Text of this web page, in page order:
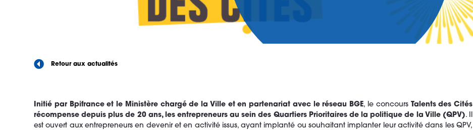
Retour aux actualités
Initié par Bpifrance et le Ministère chargé de la Ville et en partenariat avec le réseau BGE, le concours Talents des Cités
récompense depuis plus de 20 ans, les entrepreneurs au sein des Quartiers Prioritaires de la politique de la Ville (QPV). Il
est ouvert aux entrepreneurs en devenir et en activité issus, ayant implanté ou souhaitant implanter leur activité dans les QPV,